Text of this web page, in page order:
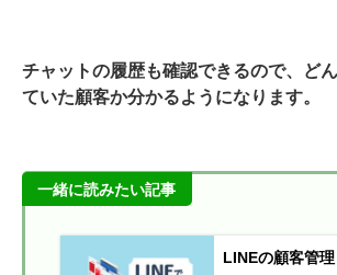
チャットの履歴も確認できるので、ど
ていた顧客か分かるようになります。
一緒に読みたい記事
LINEの顧客管